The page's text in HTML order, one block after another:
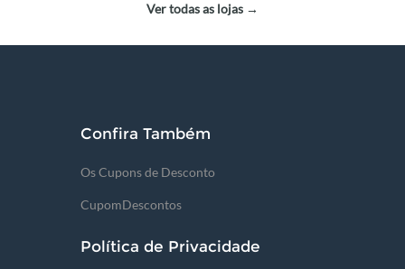
Ver todas as lojas →
Confira Também
Os Cupons de Desconto
CupomDescontos
Política de Privacidade